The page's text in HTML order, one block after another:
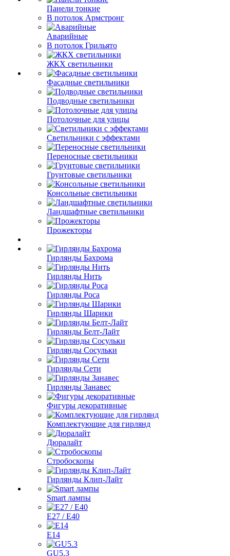
Панели тонкие
В потолок Армстронг
Аварийные
В потолок Грильято
ЖКХ светильники
Фасадные светильники
Подводные светильники
Потолочные для улицы
Светильники с эффектами
Переносные светильники
Грунтовые светильники
Консольные светильники
Ландшафтные светильники
Прожекторы
Гирлянды Бахрома
Гирлянды Нить
Гирлянды Роса
Гирлянды Шарики
Гирлянды Белт-Лайт
Гирлянды Сосульки
Гирлянды Сети
Гирлянды Занавес
Фигуры декоративные
Комплектующие для гирлянд
Дюралайт
Стробоскопы
Гирлянды Клип-Лайт
Smart лампы
E27 / E40
E14
GU5.3